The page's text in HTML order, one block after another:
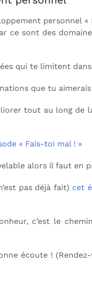
personnel
ce sont des
qui te limitent
que tu
tout au long de
« Fais-toi mal ! »
alors il faut en
pas déjà fait) cet
c’est le
écoute !